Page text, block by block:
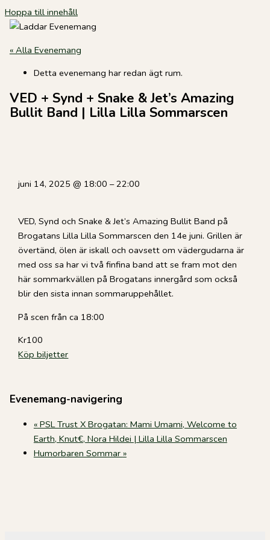
Hoppa till innehåll
« Alla Evenemang
Detta evenemang har redan ägt rum.
VED + Synd + Snake & Jet’s Amazing
Bullit Band | Lilla Lilla Sommarscen
juni 14, 2025@ 18:00–22:00
VED, Synd och Snake & Jet’s Amazing Bullit Band på
Brogatans Lilla Lilla Sommarscen den 14e juni. Grillen är
övertänd, ölen är iskall och oavsett om vädergudarna är
med oss sa har vi två finfina band att se fram mot den
här sommarkvällen på Brogatans innergård som också
blir den sista innan sommaruppehållet.
På scen från ca 18:00
Kr100
Köp biljetter
Evenemang-navigering
«PSL Trust X Brogatan: Mami Umami, Welcome to
Earth, Knut€, Nora Hildei | Lilla Lilla Sommarscen
Humorbaren Sommar »